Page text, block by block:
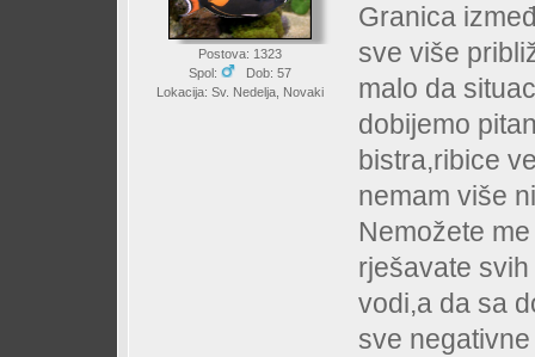
Postova: 1323
Spol:
Dob: 57
Lokacija: Sv. Nedelja, Novaki
Granica
sve više
malo da
dobijemo
bistra,ribice
nemam više
Nemožete
rješavate
vodi,a da sa
sve